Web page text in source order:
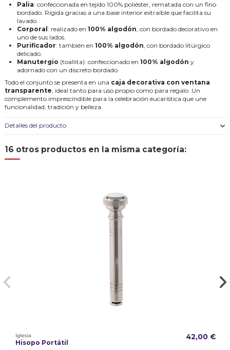
Palia: confeccionada en tejido 100% poliéster, rematada con un fino
bordado. Rígida gracias a una base interior extraíble que facilita su
lavado.
Corporal : realizado en 100% algodón, con bordado decorativo en
uno de sus lados.
Purificador: también en 100% algodón, con bordado litúrgico
delicado.
Manutergio (toallita): confeccionado en 100% algodón y
adornado con un discreto bordado.
Todo el conjunto se presenta en una caja decorativa con ventana
transparente , ideal tanto para uso propio como para regalo. Un
complemento imprescindible para la celebración eucarística que une
funcionalidad, tradición y belleza.
Detalles del producto
16 otros productos en la misma categoría:
Iglesia
Hisopo Portátil
42,00 €